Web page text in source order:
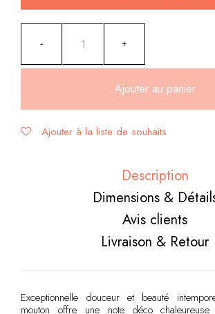
Ajouter au panier
Alternative:
Ajouter à la liste de souhaits
Description
Dimensions &
Avis clients
Livraison & Retour
Exceptionnelle douceur et beauté
mouton offre une note déco